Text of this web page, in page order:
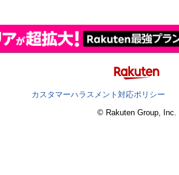
カスタマーハラスメント対応ポリシー
© Rakuten Group, Inc.